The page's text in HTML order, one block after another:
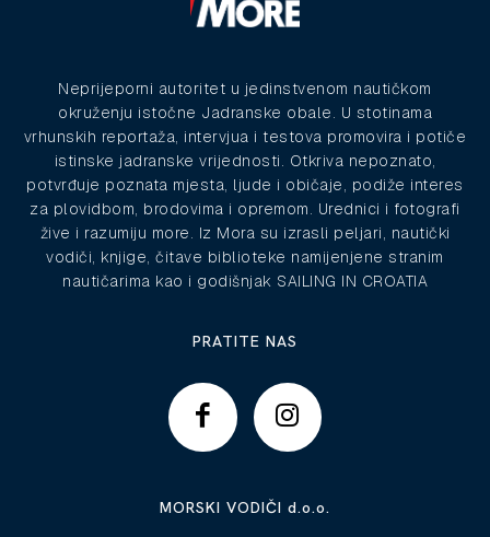
Neprijeporni autoritet u jedinstvenom nautičkom
okruženju istočne Jadranske obale. U stotinama
vrhunskih reportaža, intervjua i testova promovira i potiče
istinske jadranske vrijednosti. Otkriva nepoznato,
potvrđuje poznata mjesta, ljude i običaje, podiže interes
za plovidbom, brodovima i opremom. Urednici i fotografi
žive i razumiju more. Iz Mora su izrasli peljari, nautički
vodiči, knjige, čitave biblioteke namijenjene stranim
nautičarima kao i godišnjak SAILING IN CROATIA
PRATITE NAS
MORSKI VODIČI d.o.o.